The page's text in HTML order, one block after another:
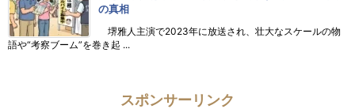
の真相
堺雅人主演で2023年に放送され、壮大なスケールの物
語や“考察ブーム”を巻き起 ...
スポンサーリンク